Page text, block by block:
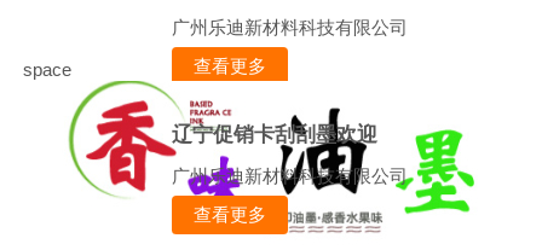
广州乐迪新材料科技有限公司
查看更多
space
辽宁促销卡刮刮墨欢迎
广州乐迪新材料科技有限公司
查看更多